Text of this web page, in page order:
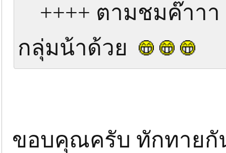
++++ ตามชมค๊าาา
กลุ่มน้าด้วย
ขอบคุณครับ ทักทาย